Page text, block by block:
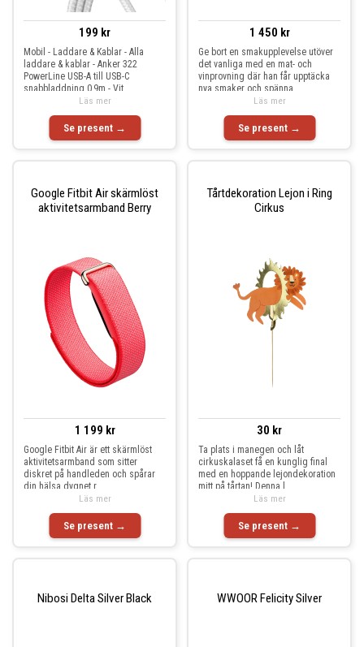
199 kr
Mobil - Laddare & Kablar - Alla
laddare & kablar - Anker 322
PowerLine USB-A till USB-C
snabbladdning 0,9m - Vit
Se present →
Läs mer
1 450 kr
Ge bort en smakupplevelse utöver
det vanliga med en mat- och
vinprovning där han får upptäcka
nya smaker och spänna
Se present →
Läs mer
Google Fitbit Air skärmlöst
aktivitetsarmband Berry
1 199 kr
Google Fitbit Air är ett skärmlöst
aktivitetsarmband som sitter
diskret på handleden och spårar
din hälsa dygnet r
Se present →
Läs mer
Tårtdekoration Lejon i Ring
Cirkus
30 kr
Ta plats i manegen och låt
cirkuskalaset få en kunglig final
med en hoppande lejondekoration
mitt på tårtan! Denna l
Se present →
Läs mer
Nibosi Delta Silver Black WWOOR Felicity Silver